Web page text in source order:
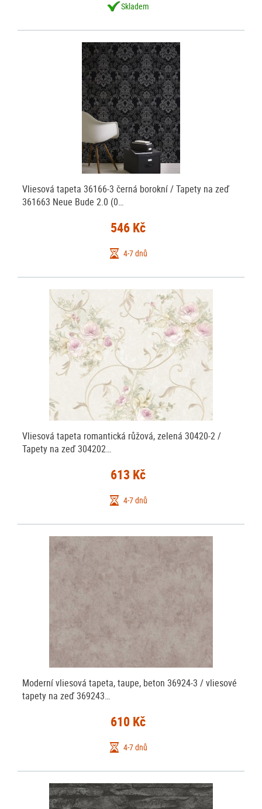
Skladem
Vliesová tapeta 36166-3 černá borokní / Tapety na zeď
361663 Neue Bude 2.0 (0…
546 Kč
4-7 dnů
Vliesová tapeta romantická růžová, zelená 30420-2 /
Tapety na zeď 304202…
613 Kč
4-7 dnů
Moderní vliesová tapeta, taupe, beton 36924-3 / vliesové
tapety na zeď 369243…
610 Kč
4-7 dnů